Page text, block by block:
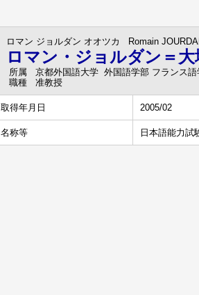
ロマン ジョルダン オオツカ Romain
ロマン・ジョルダン＝大
所属
京都外国語大学 外国語学部 フランス語
職種
准教授
取得年月日 2005/02
名称等 日本語能力試